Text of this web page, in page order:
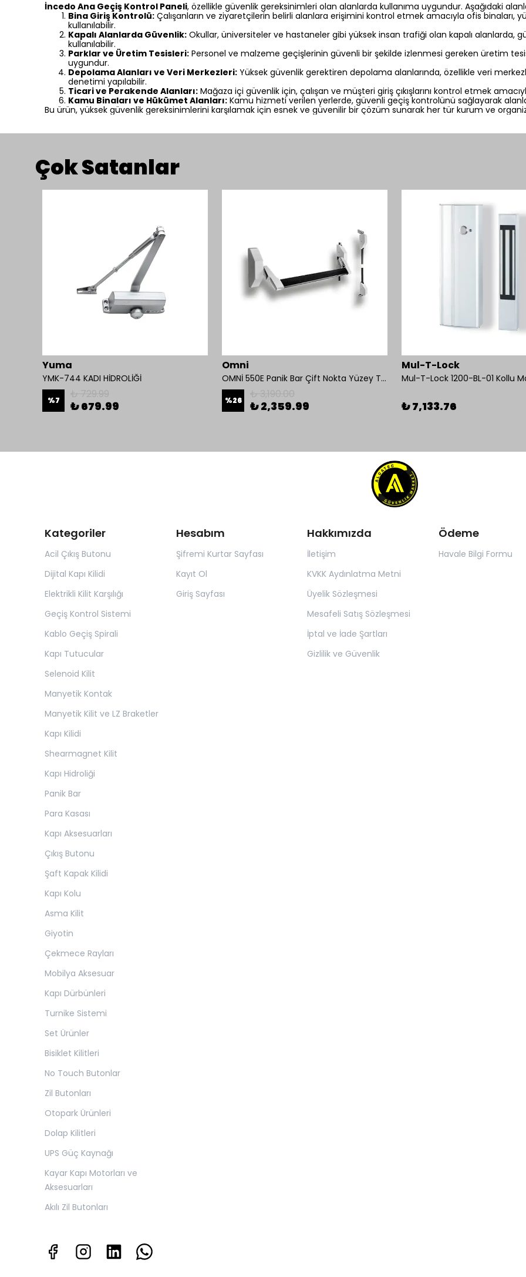
İncedo Ana Geçiş Kontrol Paneli, özellikle güvenlik gereksinimleri olan alanlarda kullanıma uygundur. Aşağıdaki
Bina Giriş Kontrolü: Çalışanların ve ziyaretçilerin belirli alanlara erişimini kontrol etmek amacıyla ofis binaları,
kullanılabilir.
Kapalı Alanlarda Güvenlik: Okullar, üniversiteler ve hastaneler gibi yüksek insan trafiği olan kapalı alanlarda,
kullanılabilir.
Parklar ve Üretim Tesisleri: Personel ve malzeme geçişlerinin güvenli bir şekilde izlenmesi gereken üretim
uygundur.
Depolama Alanları ve Veri Merkezleri: Yüksek güvenlik gerektiren depolama alanlarında, özellikle veri
denetimi yapılabilir.
Ticari ve Perakende Alanları: Mağaza içi güvenlik için, çalışan ve müşteri giriş çıkışlarını kontrol etmek
Kamu Binaları ve Hükümet Alanları: Kamu hizmeti verilen yerlerde, güvenli geçiş kontrolünü sağlayarak
Bu ürün, yüksek güvenlik gereksinimlerini karşılamak için esnek ve güvenilir bir çözüm sunarak her tür kurum ve
Çok Satanlar
Yuma
YMK-744 KADI HİDROLİĞİ
%7 ₺ 679.99
Omni
OMNİ 550E Panik Bar Çift Nokta Yüzey Tip
%26 ₺ 2,359.99
Mul-T-Lock
₺ 7,133.76
Kategoriler
Acil Çıkış Butonu
Dijital Kapı Kilidi
Elektrikli Kilit Karşılığı
Geçiş Kontrol Sistemi
Kablo Geçiş Spirali
Kapı Tutucular
Selenoid Kilit
Manyetik Kontak
Manyetik Kilit ve LZ Braketler
Kapı Kilidi
Shearmagnet Kilit
Kapı Hidroliği
Panik Bar
Para Kasası
Kapı Aksesuarları
Çıkış Butonu
Şaft Kapak Kilidi
Kapı Kolu
Asma Kilit
Giyotin
Çekmece Rayları
Mobilya Aksesuar
Kapı Dürbünleri
Turnike Sistemi
Set Ürünler
Bisiklet Kilitleri
No Touch Butonlar
Zil Butonları
Otopark Ürünleri
Dolap Kilitleri
UPS Güç Kaynağı
Kayar Kapı Motorları ve
Aksesuarları
Akılı Zil Butonları
Hesabım
Şifremi Kurtar Sayfası
Kayıt Ol
Giriş Sayfası
Hakkımızda
İletişim
KVKK Aydınlatma Metni
Üyelik Sözleşmesi
Mesafeli Satış Sözleşmesi
İptal ve İade Şartları
Gizlilik ve Güvenlik
Ödeme
Havale Bilgi Formu